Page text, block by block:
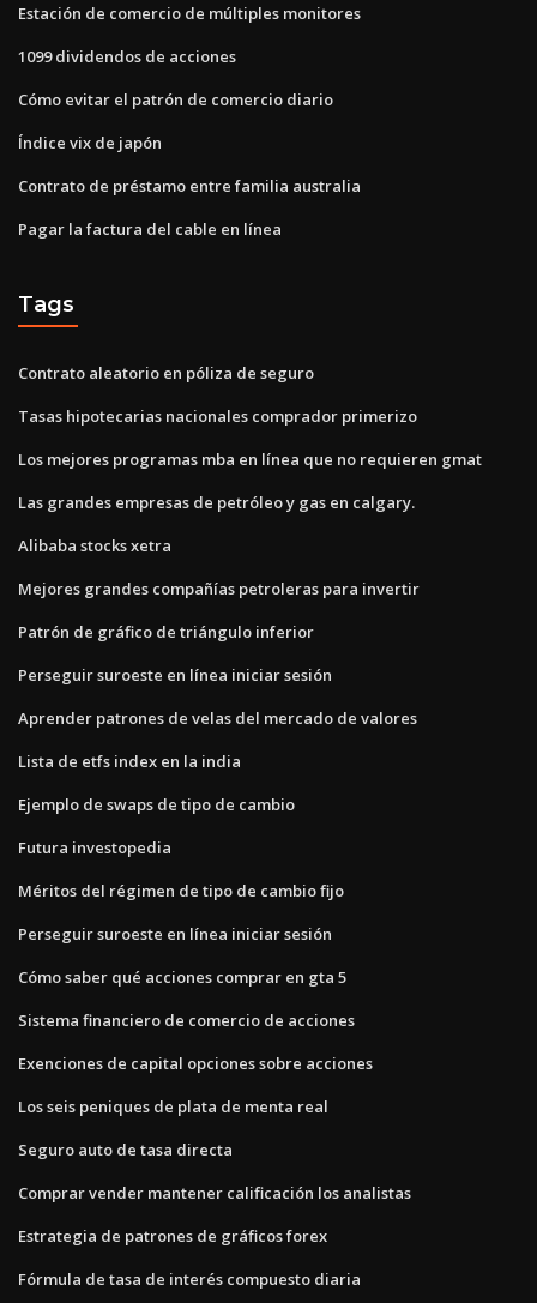
Estación de comercio de múltiples monitores
1099 dividendos de acciones
Cómo evitar el patrón de comercio diario
Índice vix de japón
Contrato de préstamo entre familia australia
Pagar la factura del cable en línea
Tags
Contrato aleatorio en póliza de seguro
Tasas hipotecarias nacionales comprador primerizo
Los mejores programas mba en línea que no requieren gmat
Las grandes empresas de petróleo y gas en calgary.
Alibaba stocks xetra
Mejores grandes compañías petroleras para invertir
Patrón de gráfico de triángulo inferior
Perseguir suroeste en línea iniciar sesión
Aprender patrones de velas del mercado de valores
Lista de etfs index en la india
Ejemplo de swaps de tipo de cambio
Futura investopedia
Méritos del régimen de tipo de cambio fijo
Perseguir suroeste en línea iniciar sesión
Cómo saber qué acciones comprar en gta 5
Sistema financiero de comercio de acciones
Exenciones de capital opciones sobre acciones
Los seis peniques de plata de menta real
Seguro auto de tasa directa
Comprar vender mantener calificación los analistas
Estrategia de patrones de gráficos forex
Fórmula de tasa de interés compuesto diaria